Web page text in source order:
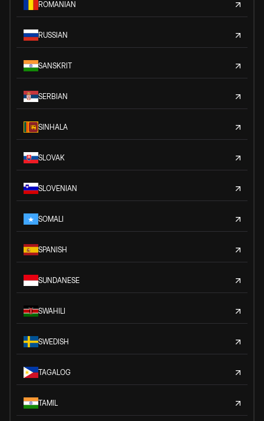
ROMANIAN
RUSSIAN
SANSKRIT
SERBIAN
SINHALA
SLOVAK
SLOVENIAN
SOMALI
SPANISH
SUNDANESE
SWAHILI
SWEDISH
TAGALOG
TAMIL